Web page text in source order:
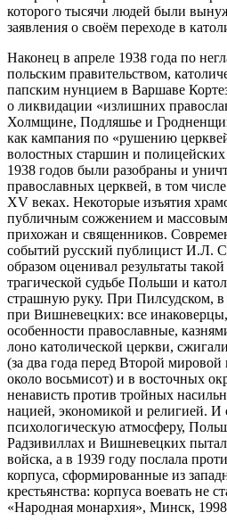
которого тысячи людей были
заявления о своём переходе в
Наконец в апреле 1938 года по
польским правительством,
папским нунцием в Варшаве
о ликвидации «излишних
Холмщине, Подляшье и
как кампания по «рушению
волостных старшин и полицейских
1938 годов были разобраны и
православных церквей, в том
XV веках. Некоторые изъятия
публичным сожжением и
прихожан и священников.
событий русский публицист И.Л.
образом оценивал результаты
трагической судьбе Польши и
страшную руку. При Пилсудском, в
при Вишневецких: все
особенности православные,
лоно католической церкви,
(за два года перед Второй
около восьмисот) и в восточных
ненависть против тройных
нацией, экономикой и религией. И
психологическую атмосферу,
Радзивиллах и Вишневецких
войска, а в 1939 году послала
корпуса, сформированные из
крестьянства: корпуса воевать не
«Народная монархия», Минск,